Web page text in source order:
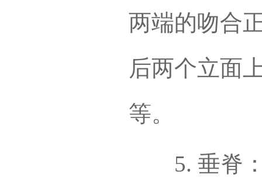
两端的吻合
后两个立面
等。
5. 垂脊：